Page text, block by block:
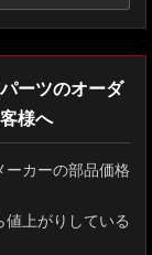
ーツのオーダ
様へ
ーカーの部品価格
上がりしている